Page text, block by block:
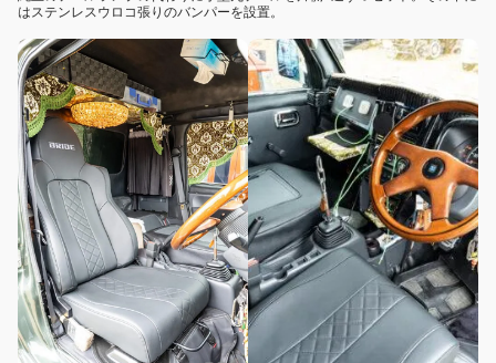
はステンレスウロコ張りのバンパーを設置。